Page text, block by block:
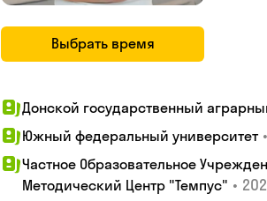
Выбрать время
Донской государственный
Южный федеральный университет •
Частное Образовательное
Методический Центр "Темпус" •